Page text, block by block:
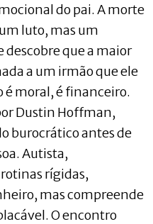
do pai. A morte
luto, mas um
que a maior
a um irmão que ele
é moral, é financeiro.
Dustin Hoffman,
burocrático antes de
Autista,
rígidas,
mas compreende
O encontro